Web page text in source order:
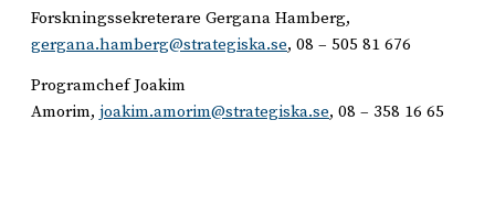
Forskningssekreterare Gergana Hamberg,
gergana.hamberg@strategiska.se, 08 – 505 81 676
Programchef Joakim
Amorim, joakim.amorim@strategiska.se, 08 – 358 16 65